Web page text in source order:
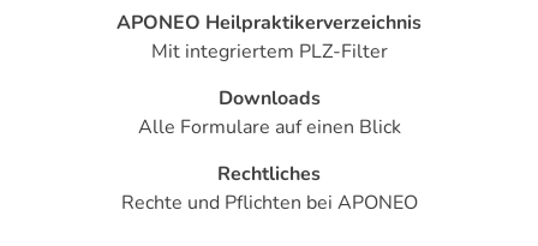
- Nesselausschlag
- Vorübergehendes Anschwellen von meist Händen
(Erythromelalgie); der Anfall wird durch Wärme
APONEO Heilpraktikerverzeichnis
Mit integriertem PLZ-Filter
Downloads
Alle Formulare auf einen Blick
Rechtliches
Rechte und Pflichten bei APONEO